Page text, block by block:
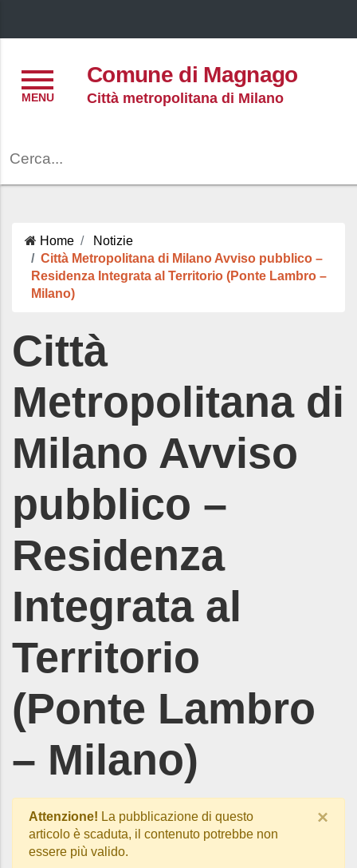
Comune di Magnago
Città metropolitana di Milano
Home
Notizie
Città Metropolitana di Milano Avviso pubblico –
Residenza Integrata al Territorio (Ponte Lambro –
Milano)
Città
Metropolitana di
Milano Avviso
pubblico –
Residenza
Integrata al
Territorio
(Ponte Lambro
– Milano)
Attenzione! La pubblicazione di questo
articolo è scaduta, il contenuto potrebbe non
essere più valido.
×